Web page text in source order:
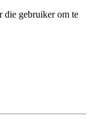
die gebruiker om te